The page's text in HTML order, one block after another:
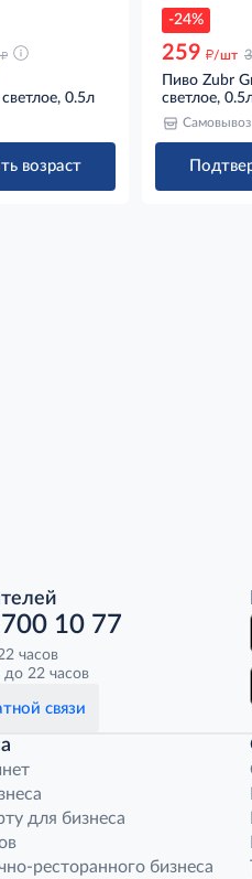
д
0.5л
возраст
-24%
259 д/шт
Пиво Zubr
светлое,
Самовывоз
10 77
часов
22 часов
связи
для бизнеса
ресторанного бизнеса